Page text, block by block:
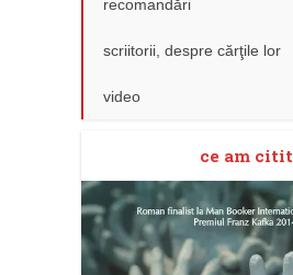
recomandări
scriitorii, despre cărţile lor
video
ce am citit